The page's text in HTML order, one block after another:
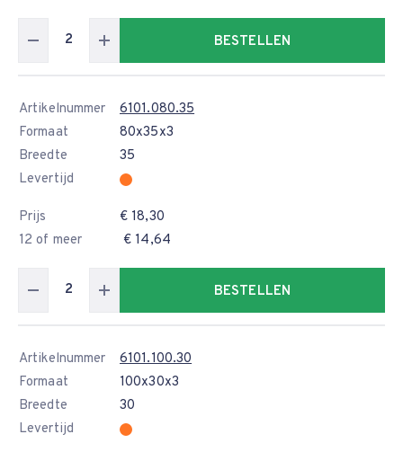
BESTELLEN
Artikelnummer
6101.080.35
Formaat
80x35x3
Breedte
35
Levertijd
Prijs
€ 18,30
12 of meer
€ 14,64
BESTELLEN
Artikelnummer
6101.100.30
Formaat
100x30x3
Breedte
30
Levertijd